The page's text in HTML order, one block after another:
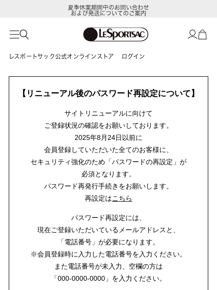
夏季休業期間中のお問い合わせ
および発送についてのご案内
レスポートサック公式オンラインストア ログイン
【リニューアル後のパスワード再設定について】
サイトリニューアルに向けて
ご登録状況の確認をお願いしております。
2025年8月24日以前に
会員登録していただいた全てのお客様に、
セキュリティ強化のため「パスワードの再設定」が
必須となります。
パスワード再発行手続きをお願いします。
再設定はこちら
パスワード再設定には、
現在ご登録いただいているメールアドレスと、
「電話番号」が必要になります。
※会員登録時に入力した電話番号を入力ください。
また電話番号が未入力、空欄の方は
「000-0000-0000」を入力ください。